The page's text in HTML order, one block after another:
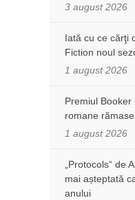
3 august 2026
Iată cu ce cărţi
Fiction noul
1 august 2026
Premiul
romane
1 august 2026
„Protocols“ de
mai așteptată
anului